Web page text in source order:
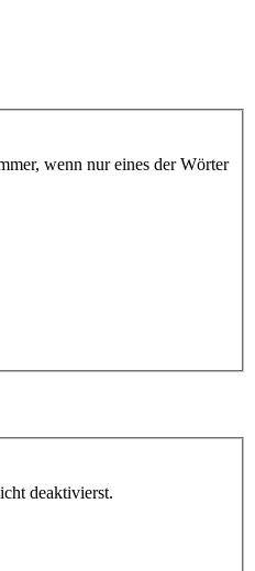
wenn nur eines der Wörter
deaktivierst.